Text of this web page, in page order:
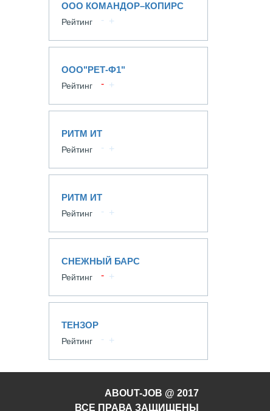
ООО КОМАНДОР–КОПИРС
Рейтинг
ООО"РЕТ-Ф1"
Рейтинг
РИТМ ИТ
Рейтинг
РИТМ ИТ
Рейтинг
СНЕЖНЫЙ БАРС
Рейтинг
ТЕНЗОР
Рейтинг
ABOUT-JOB @ 2017
ВСЕ ПРАВА ЗАЩИЩЕНЫ